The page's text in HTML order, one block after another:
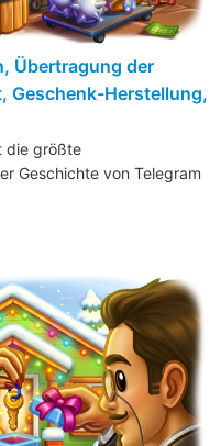
Übertragung der
Geschenk-Herstellung,
die größte
Geschichte von Telegram